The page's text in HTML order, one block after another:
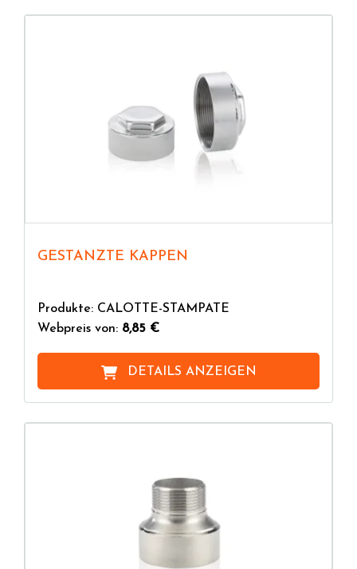
GESTANZTE KAPPEN
Produkte: CALOTTE-STAMPATE
Webpreis von: 8,85 €
DETAILS ANZEIGEN